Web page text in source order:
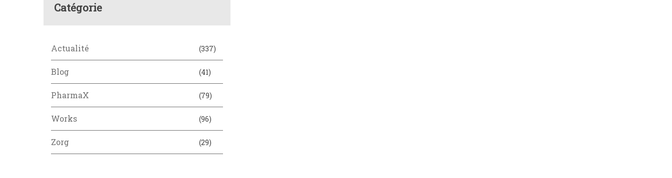
Catégorie
Actualité (337)
Blog (41)
PharmaX (79)
Works (96)
Zorg (29)